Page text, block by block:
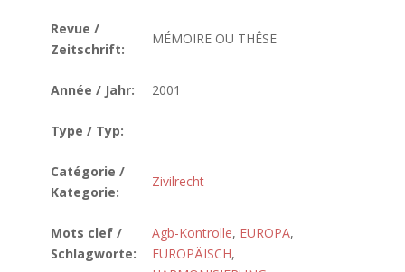
Revue /
Zeitschrift:
MÉMOIRE OU THÊSE
Année / Jahr: 2001
Type / Typ:
Catégorie /
Kategorie:
Zivilrecht
Mots clef /
Schlagworte:
Agb-Kontrolle, EUROPA,
EUROPÄISCH,